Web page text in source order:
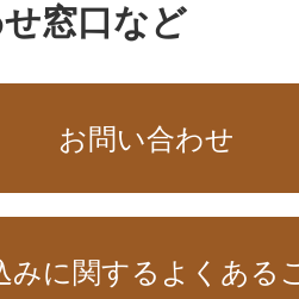
窓口など
お問い合わせ
みに関するよくある